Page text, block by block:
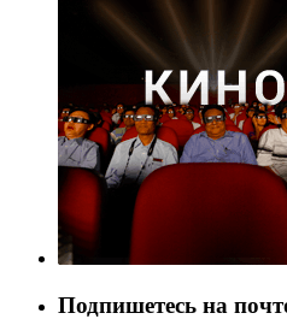
Подпишетесь на